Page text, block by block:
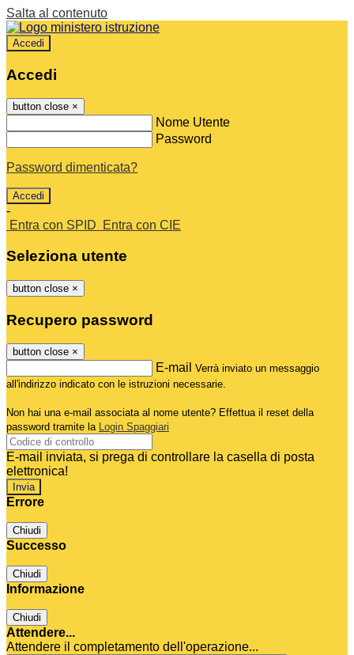
Salta al contenuto
Accedi
Accedi
button close ×
Nome Utente
Password
Password dimenticata?
-
Entra con SPID
Entra con CIE
Seleziona utente
button close ×
Recupero password
button close ×
E-mail Verrà inviato un messaggio
all'indirizzo indicato con le istruzioni necessarie.
Non hai una e-mail associata al nome utente? Effettua il reset della
password tramite la Login Spaggiari
E-mail inviata, si prega di controllare la casella di posta
elettronica!
Errore
Chiudi
Successo
Chiudi
Informazione
Chiudi
Attendere...
Attendere il completamento dell'operazione...